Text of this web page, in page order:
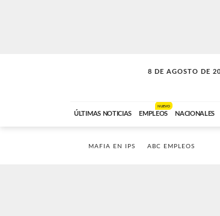
8 DE AGOSTO DE
SOLO MÚSICA
ÚLTIMAS NOTICIAS EMPLEOS
NUEVO
NACIONALES
MAFIA EN IPS ABC EMPLEOS